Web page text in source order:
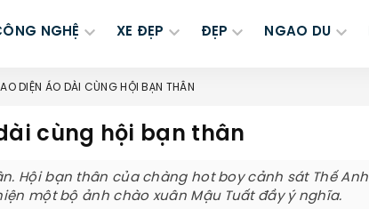
NGHỆ XE ĐẸP ĐẸP NGAO DU
DIỆN ÁO DÀI CÙNG HỘI BẠN THÂN
cùng hội bạn thân
Hội bạn thân của chàng hot boy cảnh sát Thế Anh
một bộ ảnh chào xuân Mậu Tuất đầy ý nghĩa.